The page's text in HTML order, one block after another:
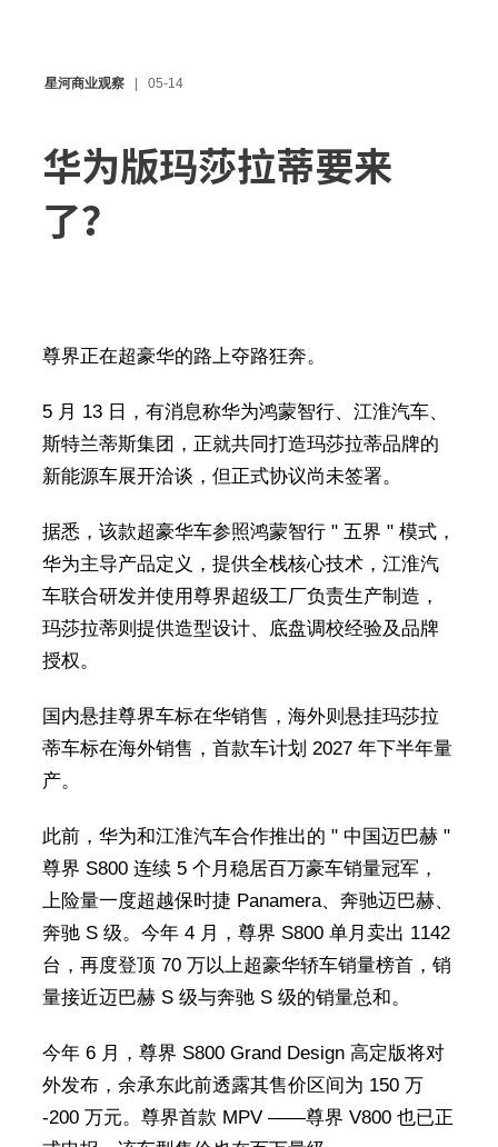
星河商业观察 05-14
华为版玛莎拉蒂要来
了？
尊界正在超豪华的路上夺路狂奔。
5 月 13 日，有消息称华为鸿蒙智行、江淮汽车、
斯特兰蒂斯集团，正就共同打造玛莎拉蒂品牌的
新能源车展开洽谈，但正式协议尚未签署。
据悉，该款超豪华车参照鸿蒙智行 " 五界 " 模式，
华为主导产品定义，提供全栈核心技术，江淮汽
车联合研发并使用尊界超级工厂负责生产制造，
玛莎拉蒂则提供造型设计、底盘调校经验及品牌
授权。
国内悬挂尊界车标在华销售，海外则悬挂玛莎拉
蒂车标在海外销售，首款车计划 2027 年下半年量
产。
此前，华为和江淮汽车合作推出的 " 中国迈巴赫 "
尊界 S800 连续 5 个月稳居百万豪车销量冠军，
上险量一度超越保时捷 Panamera、奔驰迈巴赫、
奔驰 S 级。今年 4 月，尊界 S800 单月卖出 1142
台，再度登顶 70 万以上超豪华轿车销量榜首，销
量接近迈巴赫 S 级与奔驰 S 级的销量总和。
今年 6 月，尊界 S800 Grand Design 高定版将对
外发布，余承东此前透露其售价区间为 150 万
-200 万元。尊界首款 MPV ——尊界 V800 也已正